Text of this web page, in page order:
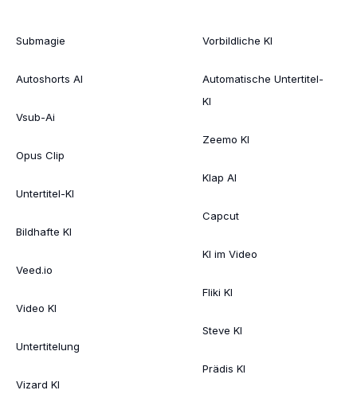
Submagie
Autoshorts AI
Vsub-Ai
Opus Clip
Untertitel-KI
Bildhafte KI
Veed.io
Video KI
Untertitelung
Vizard KI
Vorbildliche KI
Automatische Untertitel-
KI
Zeemo KI
Klap AI
Capcut
KI im Video
Fliki KI
Steve KI
Prädis KI